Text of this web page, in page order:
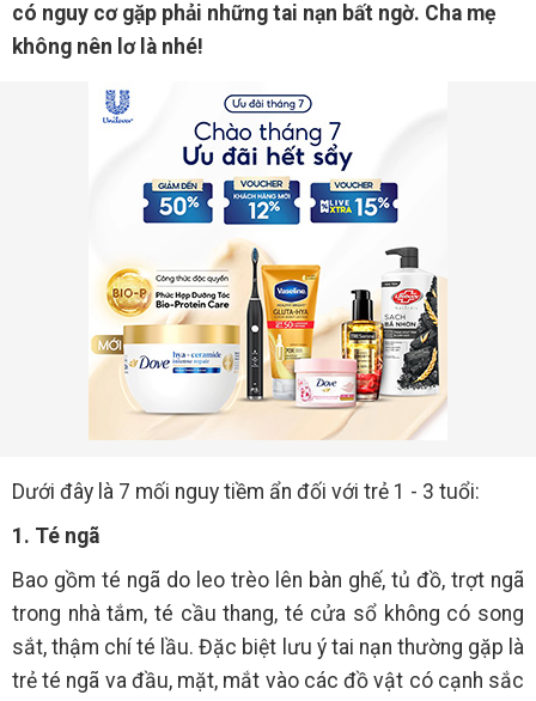
có nguy cơ gặp phải những tai nạn bất ngờ. Cha mẹ
không nên lơ là nhé!
Dưới đây là 7 mối nguy tiềm ẩn đối với trẻ 1 - 3 tuổi:
1. Té ngã
Bao gồm té ngã do leo trèo lên bàn ghế, tủ đồ, trợt ngã
trong nhà tắm, té cầu thang, té cửa sổ không có song
sắt, thậm chí té lầu. Đặc biệt lưu ý tai nạn thường gặp là
trẻ té ngã va đầu, mặt, mắt vào các đồ vật có cạnh sắc